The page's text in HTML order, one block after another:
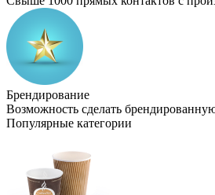
Брендирование
Возможность сделать
Популярные категории